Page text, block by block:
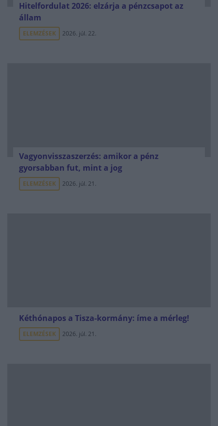
Hitelfordulat 2026: elzárja a pénzcsapot az
állam
ELEMZÉSEK 2026. júl. 22.
Vagyonvisszaszerzés: amikor a pénz
gyorsabban fut, mint a jog
ELEMZÉSEK 2026. júl. 21.
Kéthónapos a Tisza-kormány: íme a mérleg!
ELEMZÉSEK 2026. júl. 21.